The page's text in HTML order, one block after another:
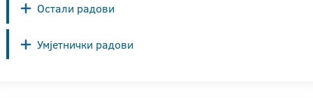
Остали радови
Умјетнички радови